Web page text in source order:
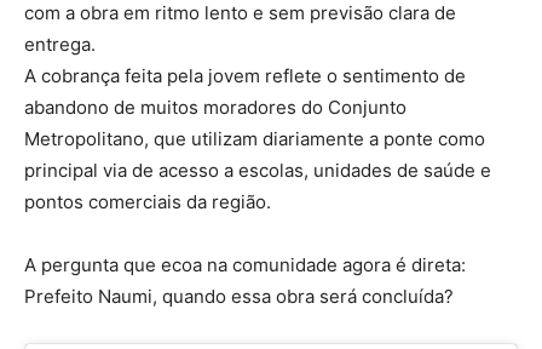
com a obra em ritmo lento e sem previsão clara de
entrega.
A cobrança feita pela jovem reflete o sentimento de
abandono de muitos moradores do Conjunto
Metropolitano, que utilizam diariamente a ponte como
principal via de acesso a escolas, unidades de saúde e
pontos comerciais da região.
A pergunta que ecoa na comunidade agora é direta:
Prefeito Naumi, quando essa obra será concluída?